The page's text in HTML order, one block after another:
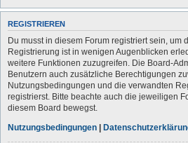
REGISTRIEREN
Du musst in diesem Forum registriert sein, um
Registrierung ist in wenigen Augenblicken
weitere Funktionen zuzugreifen. Die Board-
Benutzern auch zusätzliche Berechtigungen
Nutzungsbedingungen und die verwandten
registrierst. Bitte beachte auch die jeweiligen
diesem Board bewegst.
Nutzungsbedingungen |